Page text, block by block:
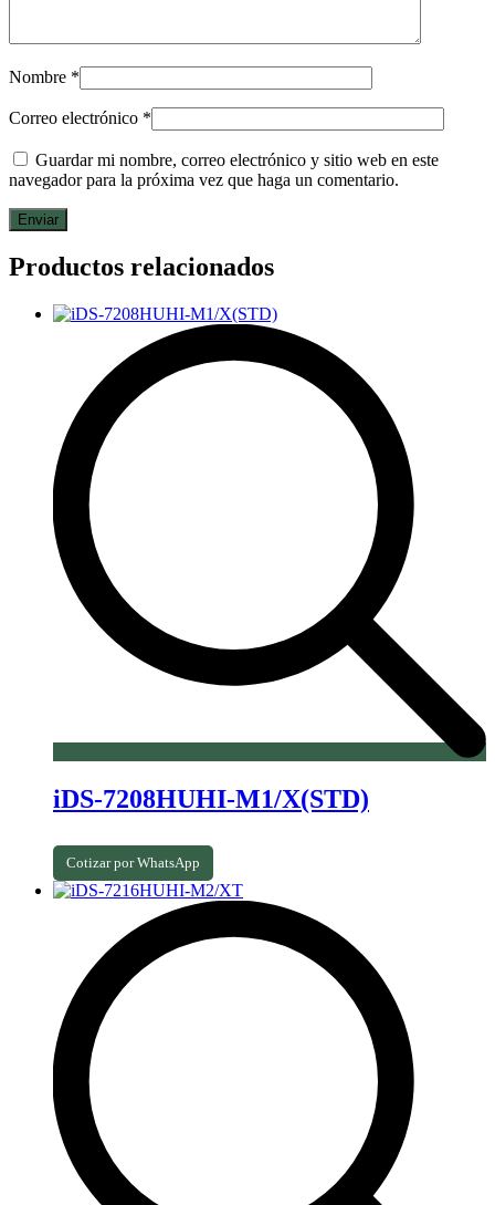
Nombre *
Correo electrónico *
Guardar mi nombre, correo electrónico y sitio web en este
navegador para la próxima vez que haga un comentario.
Productos relacionados
iDS-7208HUHI-M1/X(STD)
Cotizar por WhatsApp